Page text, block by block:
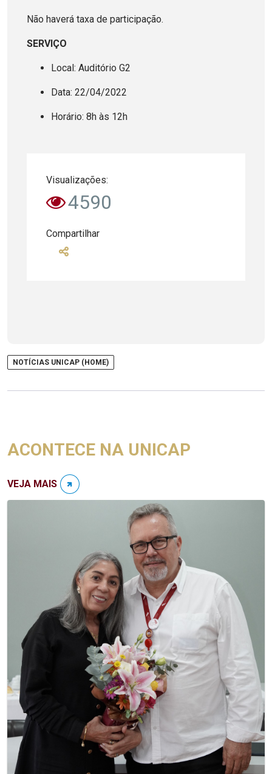
Não haverá taxa de participação.
SERVIÇO
Local: Auditório G2
Data: 22/04/2022
Horário: 8h às 12h
Visualizações:
4590
Compartilhar
NOTÍCIAS UNICAP (HOME)
ACONTECE NA UNICAP
VEJA MAIS